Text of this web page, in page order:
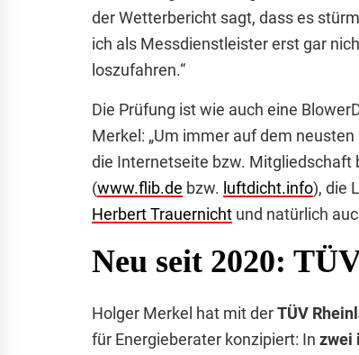
der Wetterbericht sagt, dass es
ich als Messdienstleister erst gar
loszufahren.“
Die Prüfung ist wie auch eine
Merkel: „Um immer auf dem
die Internetseite bzw. Mitgliedschaft
(www.flib.de bzw. luftdicht.info), die
Herbert Trauernicht und natürlich
Neu seit 2020:
Holger Merkel hat mit derTÜV
für Energieberater konzipiert: In zwei